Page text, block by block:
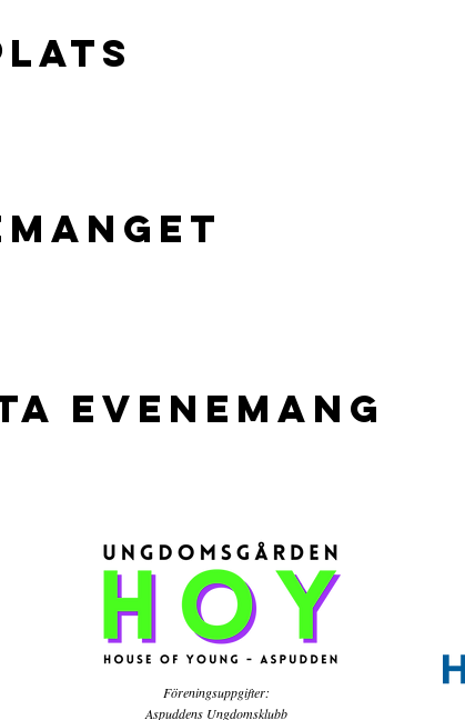
evenemang
Föreningsuppgifter:
Aspuddens Ungdomsklubb